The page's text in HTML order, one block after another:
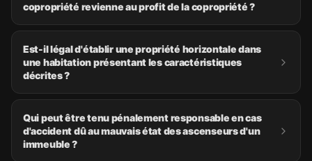
copropriété revienne au profit de la copropriété ?
Est-il légal d'établir une propriété horizontale dans
une habitation présentant les caractéristiques
décrites ?
Qui peut être tenu pénalement responsable en cas
d'accident dû au mauvais état des ascenseurs d'un
immeuble ?